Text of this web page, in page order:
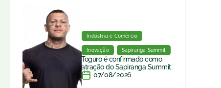
Indústria e Comércio
Inovação Sapiranga Summit
Toguro é confirmado como
atração do Sapiranga Summit
07/08/2026